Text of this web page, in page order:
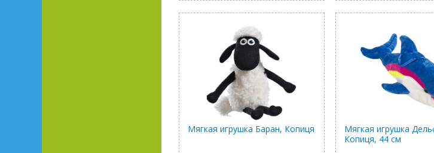
Мягкая игрушка Баран, Копиця
Мягкая игрушка
Копиця, 44 см